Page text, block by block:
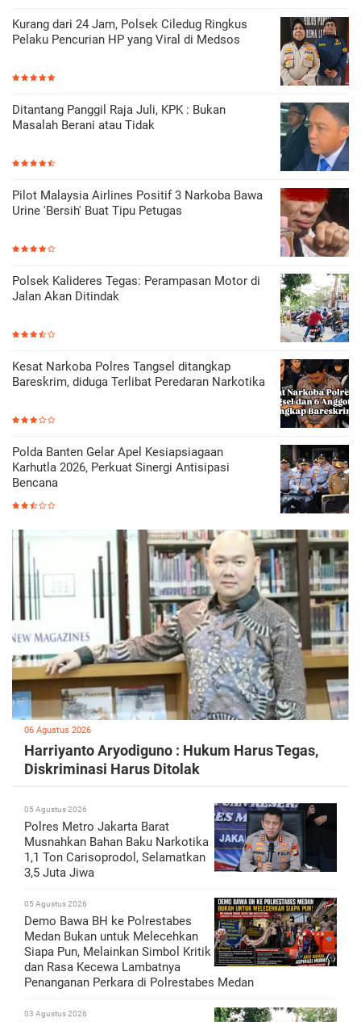
Kurang dari 24 Jam, Polsek Ciledug Ringkus
Pelaku Pencurian HP yang Viral di Medsos
Ditantang Panggil Raja Juli, KPK : Bukan
Masalah Berani atau Tidak
Pilot Malaysia Airlines Positif 3 Narkoba Bawa
Urine 'Bersih' Buat Tipu Petugas
Polsek Kalideres Tegas: Perampasan Motor di
Jalan Akan Ditindak
Kesat Narkoba Polres Tangsel ditangkap
Bareskrim, diduga Terlibat Peredaran Narkotika
Polda Banten Gelar Apel Kesiapsiagaan
Karhutla 2026, Perkuat Sinergi Antisipasi
Bencana
06 Agustus 2026
Harriyanto Aryodiguno : Hukum Harus Tegas,
Diskriminasi Harus Ditolak
05 Agustus 2026
Polres Metro Jakarta Barat
Musnahkan Bahan Baku Narkotika
1,1 Ton Carisoprodol, Selamatkan
3,5 Juta Jiwa
05 Agustus 2026
Demo Bawa BH ke Polrestabes
Medan Bukan untuk Melecehkan
Siapa Pun, Melainkan Simbol Kritik
dan Rasa Kecewa Lambatnya
Penanganan Perkara di Polrestabes Medan
03 Agustus 2026